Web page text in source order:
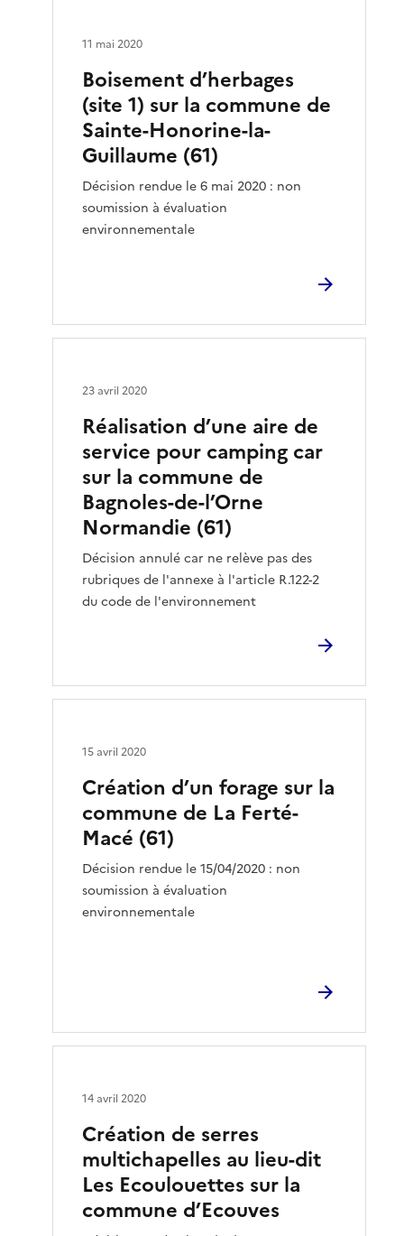
Boisement d’herbages
(site 1) sur la commune de
Sainte-Honorine-la-
Guillaume (61)
Décision rendue le 6 mai 2020 : non
soumission à évaluation
environnementale
11 mai 2020
Réalisation d’une aire de
service pour camping car
sur la commune de
Bagnoles-de-l’Orne
Normandie (61)
Décision annulé car ne relève pas des
rubriques de l'annexe à l'article R.122-2
du code de l'environnement
23 avril 2020
Création d’un forage sur la
commune de La Ferté-
Macé (61)
Décision rendue le 15/04/2020 : non
soumission à évaluation
environnementale
15 avril 2020
Création de serres
multichapelles au lieu-dit
Les Ecoulouettes sur la
commune d’Ecouves
14 avril 2020